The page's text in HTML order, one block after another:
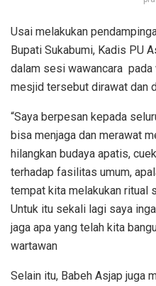
Usai melakukan
Bupati Sukabumi, Kadis PU
dalam sesi wawancara pada
mesjid tersebut dirawat dan
“Saya berpesan kepada
bisa menjaga dan merawat
hilangkan budaya apatis,
terhadap fasilitas umum,
tempat kita melakukan ritual
Untuk itu sekali lagi saya
jaga apa yang telah kita
wartawan
Selain itu, Babeh Asjap juga